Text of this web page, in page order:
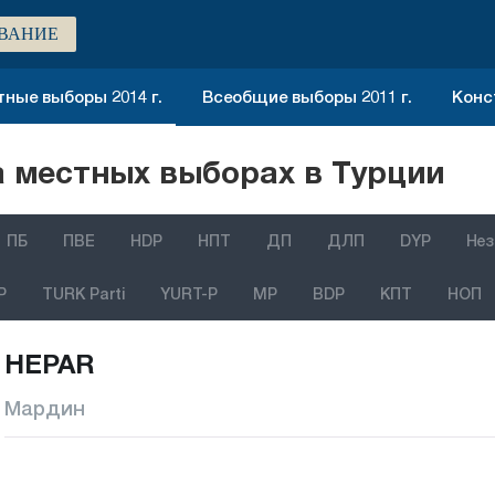
выборы 2014 г. Всеобщие выборы 2011 г.
выборах в Турции
ПБ ПВЕ HDP НПТ ДП ДЛП DYP
TURK Parti YURT-P MP BDP КПТ НОП
HEPAR
Мардин